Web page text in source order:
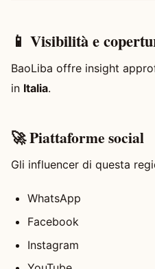
📱 Visibilità e
BaoLiba offre insight
in Italia.
🚀 Piattaforme social
Gli influencer di questa
WhatsApp
Facebook
Instagram